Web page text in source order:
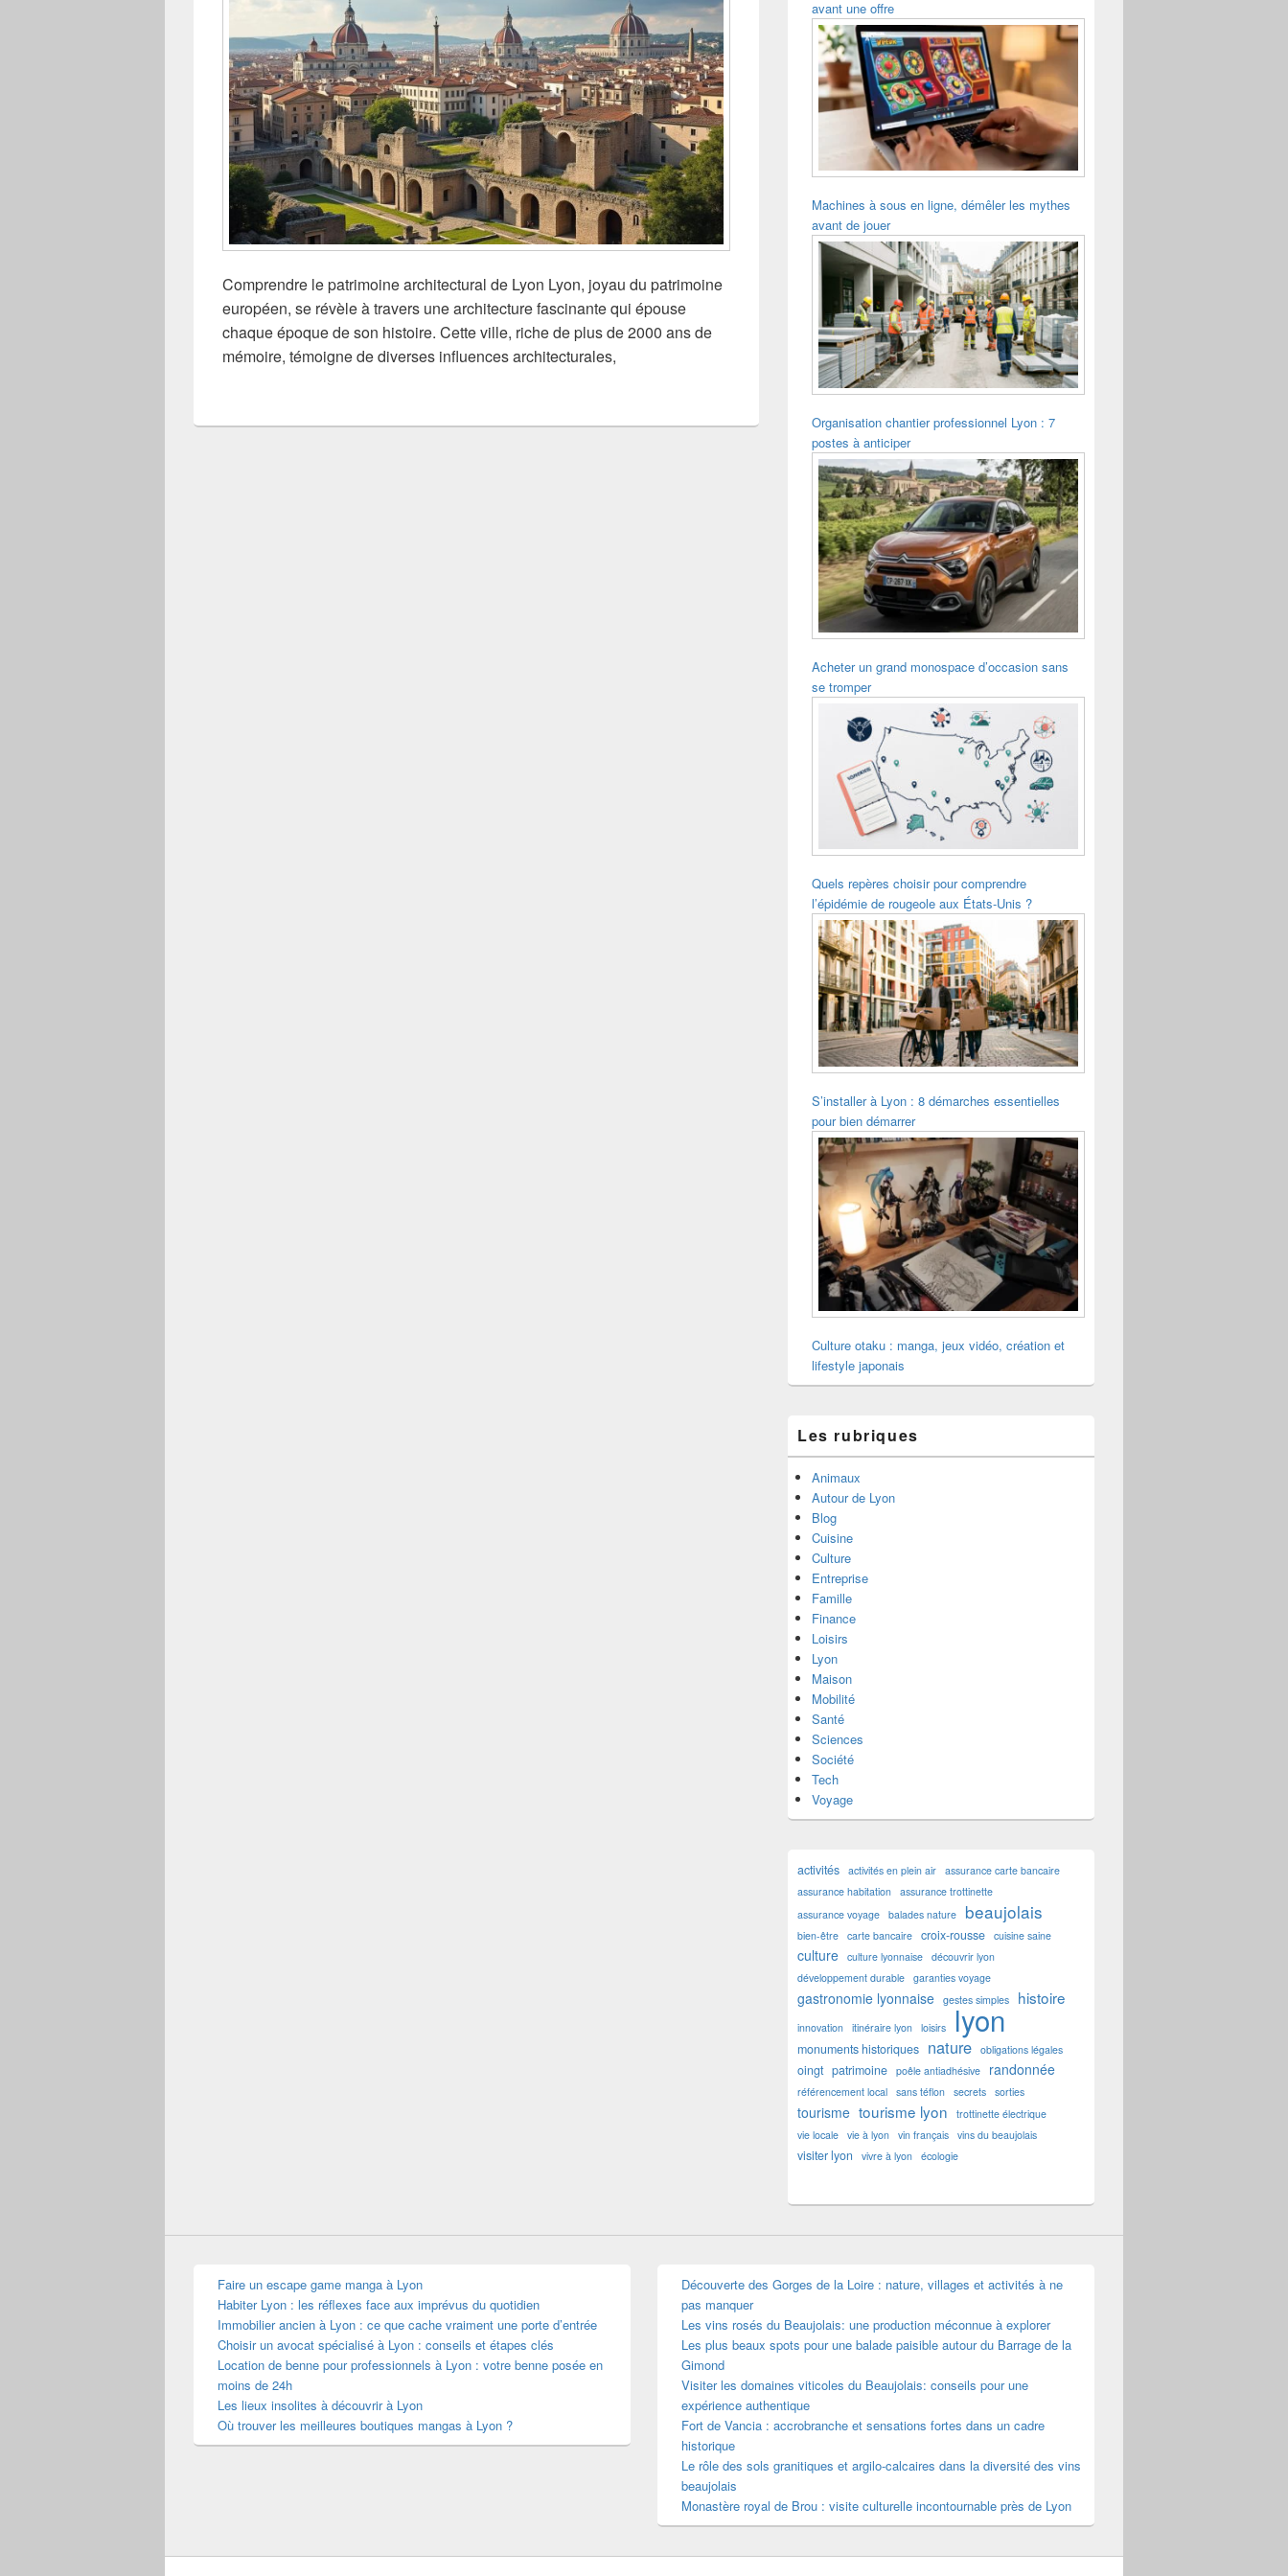
Comprendre le patrimoine architectural de Lyon Lyon, joyau du patrimoine
européen, se révèle à travers une architecture fascinante qui épouse
chaque époque de son histoire. Cette ville, riche de plus de 2000 ans de
mémoire, témoigne de diverses influences architecturales,
avant une offre
Machines à sous en ligne, démêler les mythes
avant de jouer
Organisation chantier professionnel Lyon : 7
postes à anticiper
Acheter un grand monospace d’occasion sans
se tromper
Quels repères choisir pour comprendre
l’épidémie de rougeole aux États-Unis ?
S’installer à Lyon : 8 démarches essentielles
pour bien démarrer
Culture otaku : manga, jeux vidéo, création et
lifestyle japonais
Les rubriques
Animaux
Autour de Lyon
Blog
Cuisine
Culture
Entreprise
Famille
Finance
Loisirs
Lyon
Maison
Mobilité
Santé
Sciences
Société
Tech
Voyage
activités activités en plein air assurance carte bancaire
assurance habitation assurance trottinette
assurance voyage balades nature beaujolais
bien-être carte bancaire croix-rousse cuisine saine
culture culture lyonnaise découvrir lyon
développement durable garanties voyage
gastronomie lyonnaise gestes simples histoire
innovation itinéraire lyon loisirs lyon
monuments historiques nature obligations légales
oingt patrimoine poêle antiadhésive randonnée
référencement local sans téflon secrets sorties
tourisme tourisme lyon
trottinette électrique
vie locale vie à lyon vin français vins du beaujolais
visiter lyon vivre à lyon écologie
Faire un escape game manga à Lyon
Habiter Lyon : les réflexes face aux imprévus du quotidien
Immobilier ancien à Lyon : ce que cache vraiment une porte d’entrée
Choisir un avocat spécialisé à Lyon : conseils et étapes clés
Location de benne pour professionnels à Lyon : votre benne posée en
moins de 24h
Les lieux insolites à découvrir à Lyon
Où trouver les meilleures boutiques mangas à Lyon ?
Découverte des Gorges de la Loire : nature, villages et activités à ne
pas manquer
Les vins rosés du Beaujolais: une production méconnue à explorer
Les plus beaux spots pour une balade paisible autour du Barrage de la
Gimond
Visiter les domaines viticoles du Beaujolais: conseils pour une
expérience authentique
Fort de Vancia : accrobranche et sensations fortes dans un cadre
historique
Le rôle des sols granitiques et argilo-calcaires dans la diversité des vins
beaujolais
Monastère royal de Brou : visite culturelle incontournable près de Lyon